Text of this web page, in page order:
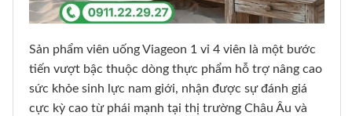
Sản phẩm viên uống Viageon 1 vỉ 4 viên là một bước
tiến vượt bậc thuộc dòng thực phẩm hỗ trợ nâng cao
sức khỏe sinh lực nam giới, nhận được sự đánh giá
cực kỳ cao từ phái mạnh tại thị trường Châu Âu và